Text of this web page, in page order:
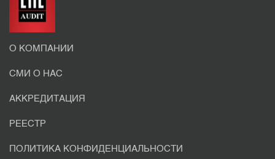
О КОМПАНИИ
СМИ О НАС
АККРЕДИТАЦИЯ
РЕЕСТР
ПОЛИТИКА КОНФИДЕНЦИАЛЬНОСТИ